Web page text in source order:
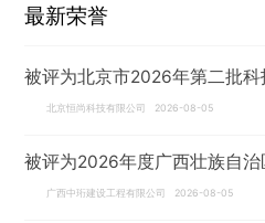
最新荣誉
被评为北京市2026年第二批科
北京恒尚科技有限公司 2026-08-05
被评为2026年度广西壮族自
广西中珩建设工程有限公司 2026-08-05